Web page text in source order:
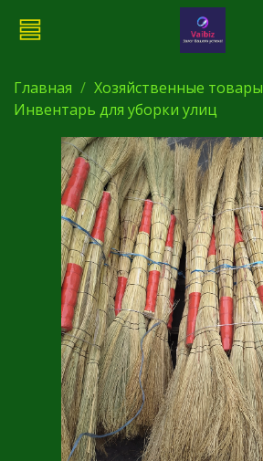
Главная Хозяйственные товары
Инвентарь для уборки улиц